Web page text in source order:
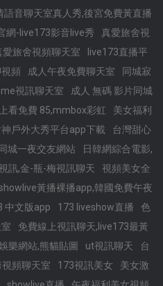
語音聊天室真人秀,後宮免費黃直播
網-live173影音live秀
真愛旅舍視
愛旅舍視頻聊天室
live173直播平
頻 成人午夜免費聊天室
同城寂
視訊聊天室
成人 無碼 影片同城
看免費 85,mmbox彩虹
美女福利
戶外大秀平台app下載
台灣甜心
城一夜交友網站
日韓網綜合電影,
訊,金-瓶-梅視訊聊天
視頻美女全
黃播裸播app,韓國免費午夜
中文版app 173 liveshow直播
色
免費線上視訊聊天,live173最黃
樂網站,熊貓貼圖 ut視訊聊天
台
頻聊天室 173視訊美女
美女激